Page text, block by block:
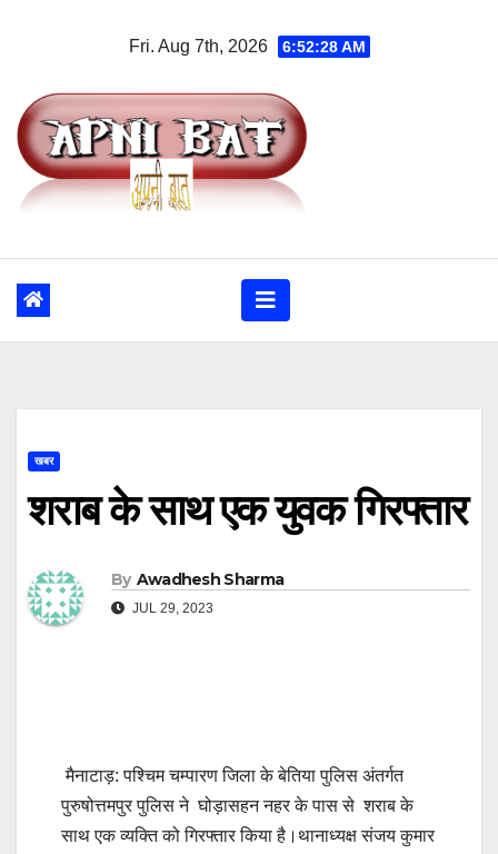
Fri. Aug 7th, 2026 6:52:29 AM
खबर
शराब के साथ एक युवक गिरफ्तार
By Awadhesh Sharma
JUL 29, 2023
मैनाटाड़: पश्चिम चम्पारण जिला के बेतिया पुलिस अंतर्गत
पुरुषोत्तमपुर पुलिस ने घोड़ासहन नहर के पास से शराब के
साथ एक व्यक्ति को गिरफ्तार किया है।थानाध्यक्ष संजय कुमार